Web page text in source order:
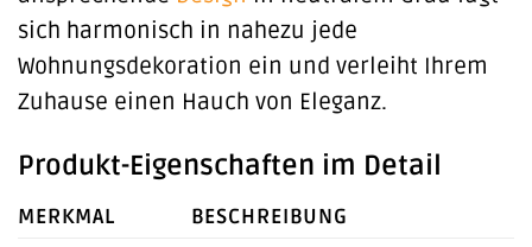
sich harmonisch in nahezu jede
Wohnungsdekoration ein und verleiht Ihrem
Zuhause einen Hauch von Eleganz.
Produkt-Eigenschaften im Detail
MERKMAL BESCHREIBUNG